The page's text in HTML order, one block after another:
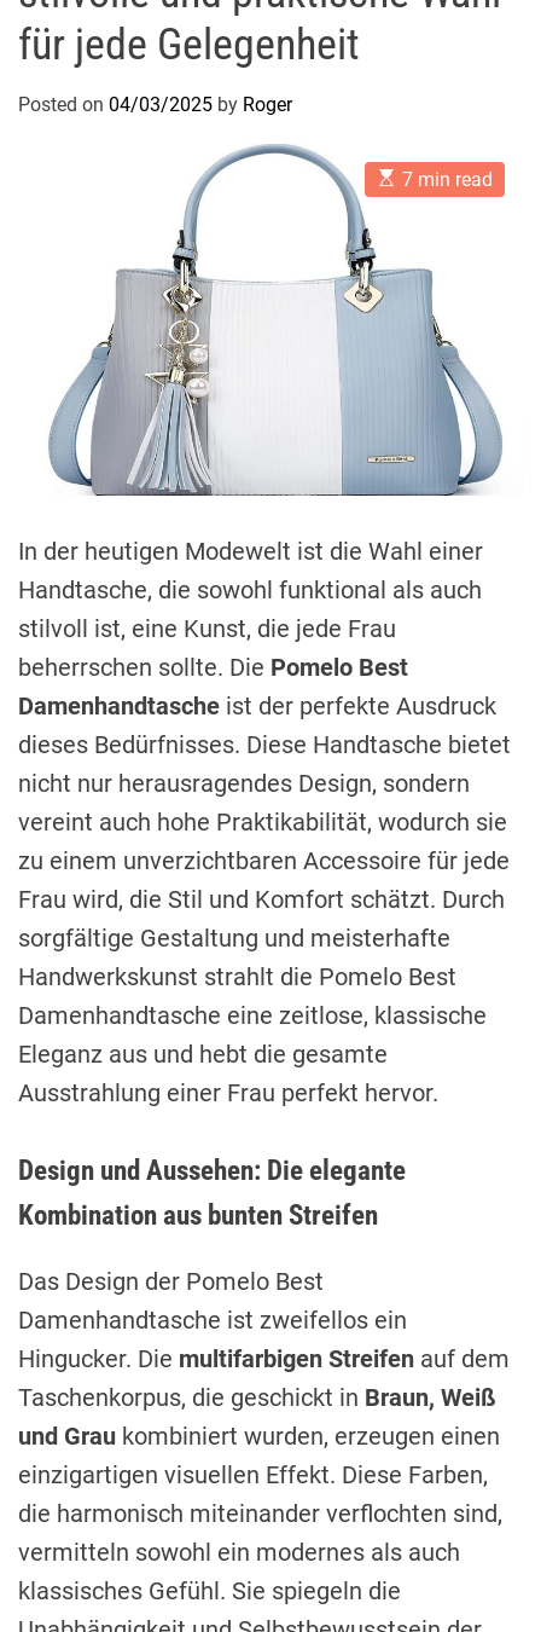
für jede Gelegenheit
Posted on 04/03/2025 by Roger
E
s
m
a
t
e
m
7 min read
In der heutigen Modewelt ist die Wahl einer
Handtasche, die sowohl funktional als auch
stilvoll ist, eine Kunst, die jede Frau
beherrschen sollte. Die Pomelo Best
Damenhandtasche ist der perfekte Ausdruck
dieses Bedürfnisses. Diese Handtasche bietet
nicht nur herausragendes Design, sondern
vereint auch hohe Praktikabilität, wodurch sie
zu einem unverzichtbaren Accessoire für jede
Frau wird, die Stil und Komfort schätzt. Durch
sorgfältige Gestaltung und meisterhafte
Handwerkskunst strahlt die Pomelo Best
Damenhandtasche eine zeitlose, klassische
Eleganz aus und hebt die gesamte
Ausstrahlung einer Frau perfekt hervor.
Design und Aussehen: Die elegante
Kombination aus bunten Streifen
Das Design der Pomelo Best
Damenhandtasche ist zweifellos ein
Hingucker. Die multifarbigen Streifen auf dem
Taschenkorpus, die geschickt in Braun, Weiß
und Grau kombiniert wurden, erzeugen einen
einzigartigen visuellen Effekt. Diese Farben,
die harmonisch miteinander verflochten sind,
vermitteln sowohl ein modernes als auch
klassisches Gefühl. Sie spiegeln die